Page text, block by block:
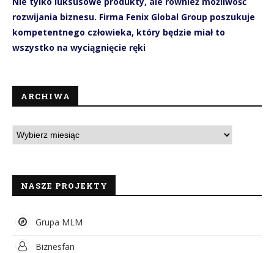
rozwijania biznesu. Firma Fenix Global Group poszukuje
kompetentnego człowieka, który będzie miał to
wszystko na wyciągnięcie ręki
ARCHIWA
NASZE PROJEKTY
Grupa MLM
Biznesfan